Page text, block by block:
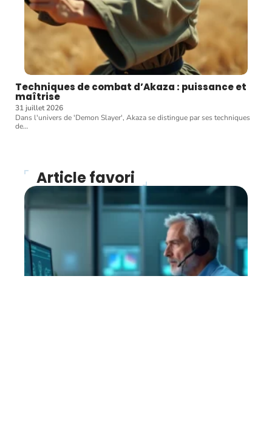
Techniques de combat d’Akaza : puissance et
maîtrise
31 juillet 2026
Dans l'univers de 'Demon Slayer', Akaza se distingue par ses techniques
de…
Article favori